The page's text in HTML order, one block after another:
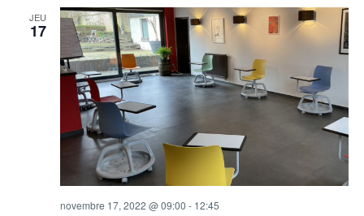
de
vues
JEU
17
novembre 17, 2022 @ 09:00 - 12:45